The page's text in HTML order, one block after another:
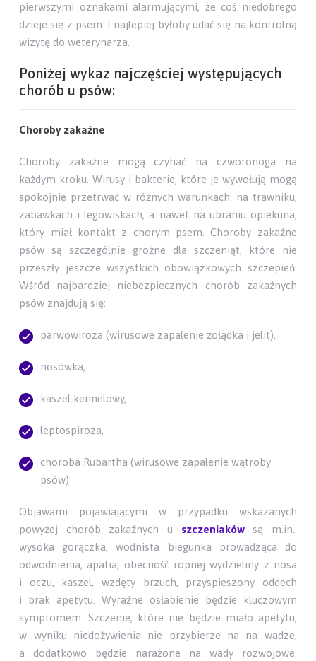
pierwszymi oznakami alarmującymi, że coś niedobrego
dzieje się z psem. I najlepiej byłoby udać się na kontrolną
wizytę do weterynarza.
Poniżej wykaz najczęściej występujących
chorób u psów:
Choroby zakaźne
Choroby zakaźne mogą czyhać na czworonoga na
każdym kroku. Wirusy i bakterie, które je wywołują mogą
spokojnie przetrwać w różnych warunkach: na trawniku,
zabawkach i legowiskach, a nawet na ubraniu opiekuna,
który miał kontakt z chorym psem. Choroby zakaźne
psów są szczególnie groźne dla szczeniąt, które nie
przeszły jeszcze wszystkich obowiązkowych szczepień.
Wśród najbardziej niebezpiecznych chorób zakaźnych
psów znajdują się:
parwowiroza (wirusowe zapalenie żołądka i jelit),
nosówka,
kaszel kennelowy,
leptospiroza,
choroba Rubartha (wirusowe zapalenie wątroby
psów)
Objawami pojawiającymi w przypadku wskazanych
powyżej chorób zakaźnych u szczeniakówsą m.in.:
wysoka gorączka, wodnista biegunka prowadząca do
odwodnienia, apatia, obecność ropnej wydzieliny z nosa
i oczu, kaszel, wzdęty brzuch, przyspieszony oddech
i brak apetytu. Wyraźne osłabienie będzie kluczowym
symptomem. Szczenie, które nie będzie miało apetytu,
w wyniku niedożywienia nie przybierze na na wadze,
a dodatkowo będzie narażone na wady rozwojowe.